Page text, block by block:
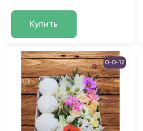
Купить
0-0-12